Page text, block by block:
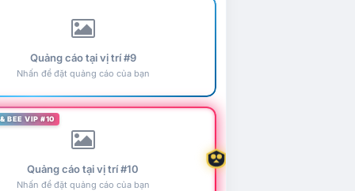
Quảng cáo tại vị trí #9
Nhấn để đặt quảng cáo của bạn
BEE VIP #10
Quảng cáo tại vị trí #10
Nhấn để đặt quảng cáo của bạn